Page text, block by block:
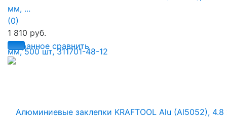
избранное сравнить
мм, ...
(0)
1 810 руб.